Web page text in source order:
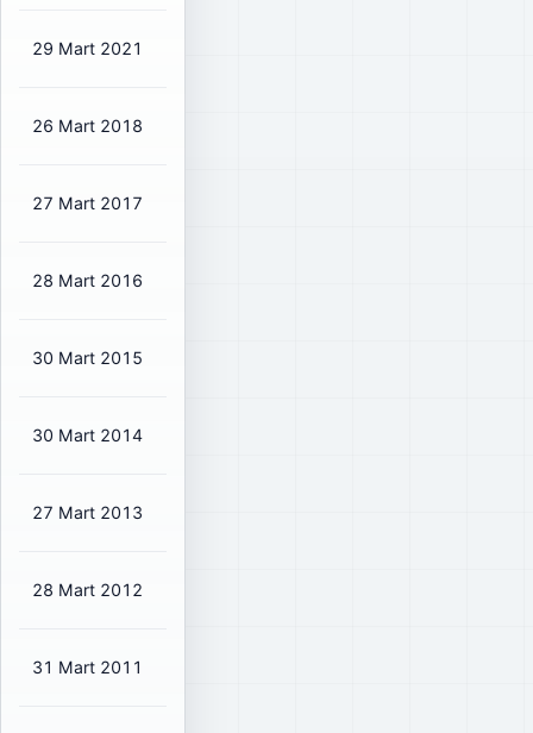
29 Mart 2021
26 Mart 2018
27 Mart 2017
28 Mart 2016
30 Mart 2015
30 Mart 2014
27 Mart 2013
28 Mart 2012
31 Mart 2011